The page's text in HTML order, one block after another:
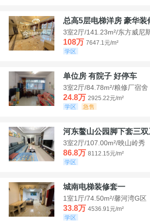
总高5层电梯洋房 豪华装
3室2厅/141.23m²/东方威尼
108万 7647.1元/m²
学区
单位房 有院子 好停车
3室2厅/84.78m²/粮修厂宿舍
24.8万 2925.22元/m²
学区
急售
河东鳌山公园脚下套三双
3室2厅/107.00m²/映山岭秀
86.8万 8112.15元/m²
学区
城南电梯装修套一
1室1厅/74.50m²/馨河湾G区
33.8万 4536.91元/m²
学区